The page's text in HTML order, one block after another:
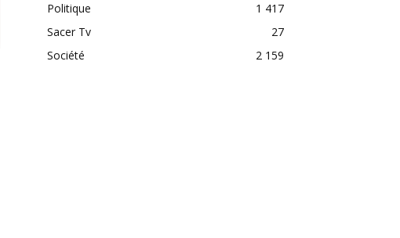
Politique
1 417
Sacer Tv
27
Société
2 159